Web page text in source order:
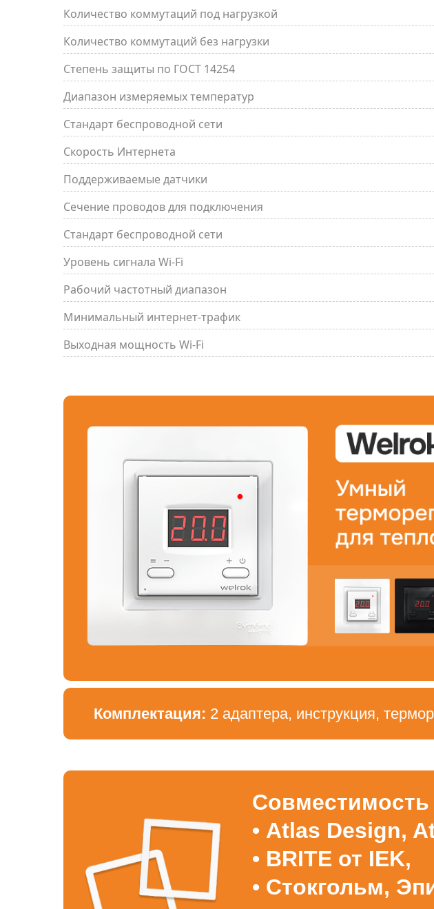
Количество коммутаций под нагрузкой
Количество коммутаций без нагрузки
Степень защиты по ГОСТ 14254
Диапазон измеряемых температур
Стандарт беспроводной сети
Скорость Интернета
Поддерживаемые датчики
Сечение проводов для подключения
Стандарт беспроводной сети
Уровень сигнала Wi-Fi
Рабочий частотный диапазон
Минимальный интернет-трафик
Выходная мощность Wi-Fi
Комплектация: 2 адаптера, инструкция,
• Atlas Design,
• BRITE от IEK,
• Стокгольм,